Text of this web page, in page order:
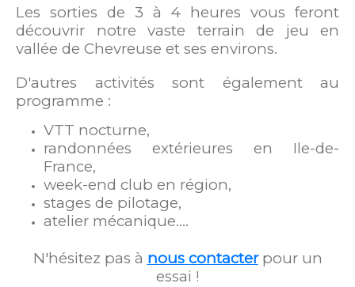
Les sorties de 3 à 4 heures vous feront
découvrir notre vaste terrain de jeu en
vallée de Chevreuse et ses environs.
D'autres activités sont également au
programme :
VTT nocturne,
randonnées extérieures en Ile-de-
France,
week-end club en région,
stages de pilotage,
atelier mécanique....
N'hésitez pas à nous contacterpour un
essai !